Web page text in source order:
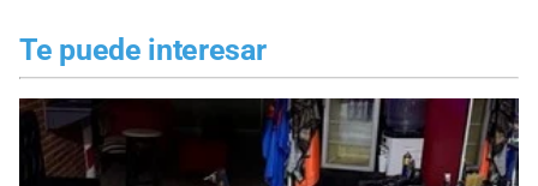
Te puede interesar